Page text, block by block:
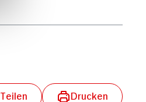
Teilen Drucken